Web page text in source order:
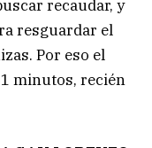
recaudar, y
resguardar el
Por eso el
minutos, recién